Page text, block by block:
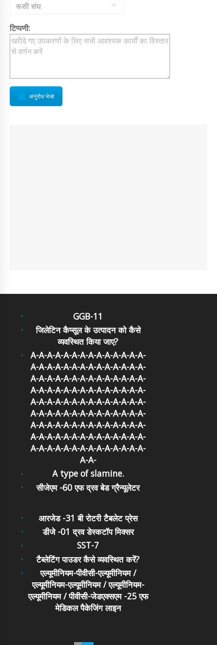
रूसी संघ
टिप्पणी:
अनुरोध भेजा
GGB-11
जिलेटिन कैप्सूल के उत्पादन को कैसे
व्यवस्थित किया जाए?
A-A-A-A-A-A-A-A-A-A-A-A-A-A-
A-A-A-A-A-A-A-A-A-A-A-A-A-A-
A-A-A-A-A-A-A-A-A-A-A-A-A-A-
A-A-A-A-A-A-A-A-A-A-A-A-A-A-
A-A-A-A-A-A-A-A-A-A-A-A-A-A-
A-A-A-A-A-A-A-A-A-A-A-A-A-A-
A-A-A-A-A-A-A-A-A-A-A-A-A-A-
A-A-A-A-A-A-A-A-A-A-A-A-A-A-
A-A-A-A-A-A-A-A-A-A-A-A-A-A-
A-A-
A type of slamine.
सीजेएम -60 एफ द्रव बेड ग्रैन्यूलेटर
आरजेड -31 बी रोटरी टैबलेट प्रेस
डीजे -01 द्रव डेस्कटॉप मिक्सर
SST-7
टैब्लेटिंग पाउडर कैसे व्यवस्थित करें?
एल्यूमीनियम-पीवीसी-एल्यूमीनियम /
एल्यूमीनियम-एल्यूमीनियम / एल्यूमीनियम-
एल्यूमीनियम / पीवीसी-जेडएक्सएम -25 एफ
मेडिकल पैकेजिंग लाइन